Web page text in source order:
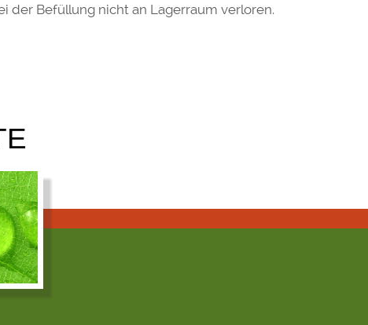
der Befüllung nicht an Lagerraum verloren.